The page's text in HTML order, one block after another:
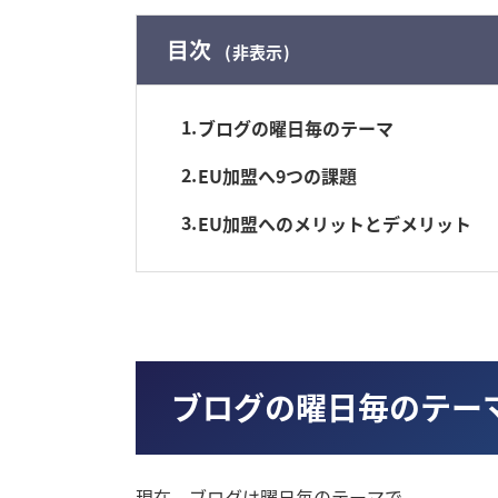
目次 非表示
1 ブログの曜日毎のテーマ
2 EU加盟へ9つの課題
3 EU加盟へのメリットとデメリット
ブログの曜日毎のテー